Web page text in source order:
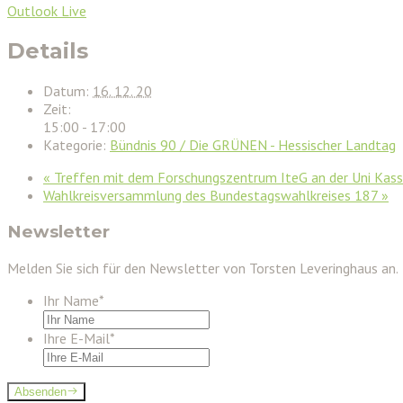
Outlook Live
Details
Datum: 16. 12. 20
Zeit:
15:00 - 17:00
Kategorie: Bündnis 90 / Die GRÜNEN - Hessischer Landtag
« Treffen mit dem Forschungszentrum IteG an der Uni
Wahlkreisversammlung des Bundestagswahlkreises 187 »
Newsletter
Melden Sie sich für den Newsletter von Torsten Leveringhaus an.
Ihr Name*
Ihre E-Mail*
Absenden